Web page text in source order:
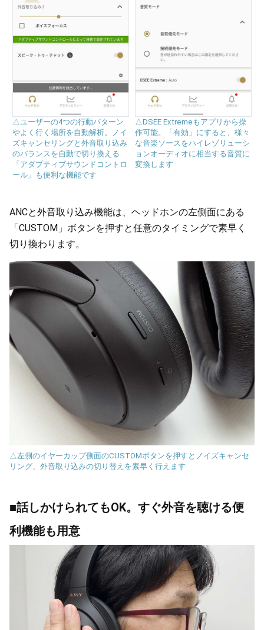
△ユーザーの4つの行動パターン
やよく行く場所を自動解析。ノイ
ズキャンセリングと外音取り込み
のバランスを自動で切り換える
「アダプティブサウンドコントロ
ール」も便利な機能です
△DSEE Extremeもアプリから操
作可能。「有効」にすると、様々
な音楽ソースをハイレゾリューシ
ョンオーディオに相当する音質に
変換します
ANCと外音取り込み機能は、ヘッドホンの左側面にある
「CUSTOM」ボタンを押すと任意のタイミングで素早く
切り換わります。
△左側のイヤーカップ側面のCUSTOMボタンを押すとノイズキャンセ
リング、外音取り込みの切り替えを素早く行えます
■話しかけられてもOK。すぐ外音を聴ける便
利機能も用意